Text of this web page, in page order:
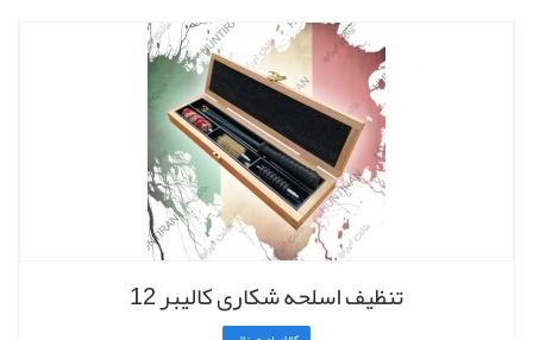
تنظیف اسلحه شکاری کالیبر 12